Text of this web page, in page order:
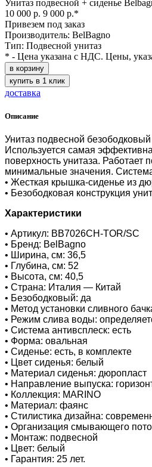
Унитаз подвесной + сиденье
10 000 р. 9 000 р.*
Привезем под заказ
Производитель: BelBagno
Тип: Подвесной унитаз
* - Цена указана с НДС. Цены,
в корзину
купить в 1 клик
доставка
Описание
Унитаз подвесной
Используется самая
поверхность унитаза.
минимальные значения.
• Жесткая крышка-сиденье из
• Безободковая конструкция
Характеристики
• Артикул: BB7026CH-TOR/SC
• Бренд: BelBagno
• Ширина, см: 36,5
• Глубина, см: 52
• Высота, см: 40,5
• Страна: Италия — Китай
• Безободковый: да
• Метод установки сливного
• Режим слива воды:
• Система антивсплеск: есть
• Форма: овальная
• Сиденье: есть, в комплекте
• Цвет сиденья: белый
• Материал сиденья: дюропласт
• Направление выпуска:
• Коллекция: MARINO
• Материал: фаянс
• Стилистика дизайна:
• Организация смывающего
• Монтаж: подвесной
• Цвет: белый
• Гарантия: 25 лет.